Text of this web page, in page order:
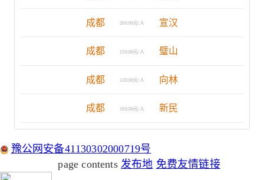
成都 200.00元/人 宣汉
成都 150.00元/人 璧山
成都 130.00元/人 向林
成都 100.00元/人 新民
豫公网安备41130302000719号
page contents 发布地 免费友情链接